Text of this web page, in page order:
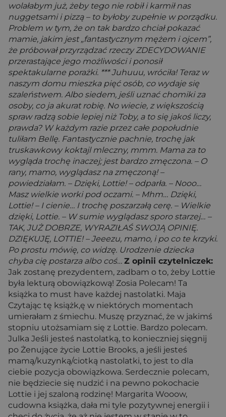
wolałabym już, żeby tego nie robił i karmił nas
nuggetsami i pizzą – to byłoby zupełnie w porządku.
Problem w tym, że on tak bardzo chciał pokazać
mamie, jakim jest „fantastycznym mężem i ojcem”,
że próbował przyrządzać rzeczy ZDECYDOWANIE
przerastające jego możliwości i ponosił
spektakularne porażki. *** Juhuuu, wróciła! Teraz w
naszym domu mieszka pięć osób, co wydaje się
szaleństwem. Albo siedem, jeśli uznać chomiki za
osoby, co ja akurat robię. No wiecie, z większością
spraw radzą sobie lepiej niż Toby, a to się jakoś liczy,
prawda? W każdym razie przez całe popołudnie
tuliłam Bellę. Fantastycznie pachnie, trochę jak
truskawkowy koktajl mleczny, mmm. Mama za to
wygląda trochę inaczej; jest bardzo zmęczona. – O
rany, mamo, wyglądasz na zmęczoną! –
powiedziałam. – Dzięki, Lottie! – odparła. – Nooo…
Masz wielkie worki pod oczami. – Mhm… Dzięki,
Lottie! – I cienie… I trochę poszarzałą cerę. – Wielkie
dzięki, Lottie. – W sumie wyglądasz sporo starzej… –
TAK, JUŻ DOBRZE, WYRAZIŁAŚ SWOJĄ OPINIĘ.
DZIĘKUJĘ, LOTTIE! – Jeeezu, mamo, i po co te krzyki.
Po prostu mówię, co widzę. Urodzenie dziecka
chyba cię postarza albo coś… Z opinii czytelniczek:
Jak zostanę prezydentem, zadbam o to, żeby Lottie
była lekturą obowiązkową! Zosia Polecam! Ta
książka to must have każdej nastolatki. Maja
Czytając tę książk,ę w niektórych momentach
umierałam z śmiechu. Muszę przyznać, że w jakimś
stopniu utożsamiam się z Lottie. Bardzo polecam.
Julka Jeśli jesteś nastolatką, to konieczniej sięgnij
po Żenujące życie Lottie Brooks, a jeśli jesteś
mamą/kuzynką/ciotką nastolatki, to jest to dla
ciebie pozycja obowiązkowa. Serdecznie polecam,
nie będziecie się nudzić i na pewno pokochacie
Lottie i jej szaloną rodzinę! Margarita Wooow,
cudowna książka, dała mi tyle pozytywnej energii i